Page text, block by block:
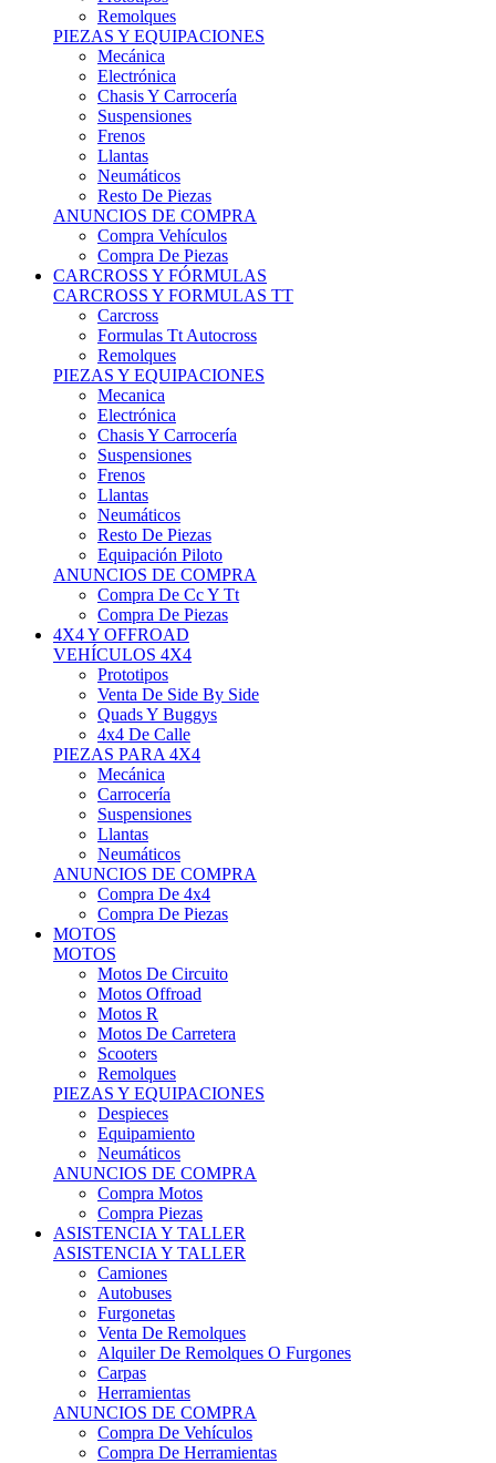
Remolques
PIEZAS Y EQUIPACIONES
Mecánica
Electrónica
Chasis Y Carrocería
Suspensiones
Frenos
Llantas
Neumáticos
Resto De Piezas
ANUNCIOS DE COMPRA
Compra Vehículos
Compra De Piezas
CARCROSS Y FÓRMULAS
CARCROSS Y FORMULAS TT
Carcross
Formulas Tt Autocross
Remolques
PIEZAS Y EQUIPACIONES
Mecanica
Electrónica
Chasis Y Carrocería
Suspensiones
Frenos
Llantas
Neumáticos
Resto De Piezas
Equipación Piloto
ANUNCIOS DE COMPRA
Compra De Cc Y Tt
Compra De Piezas
4X4 Y OFFROAD
VEHÍCULOS 4X4
Prototipos
Venta De Side By Side
Quads Y Buggys
4x4 De Calle
PIEZAS PARA 4X4
Mecánica
Carrocería
Suspensiones
Llantas
Neumáticos
ANUNCIOS DE COMPRA
Compra De 4x4
Compra De Piezas
MOTOS
MOTOS
Motos De Circuito
Motos Offroad
Motos R
Motos De Carretera
Scooters
Remolques
PIEZAS Y EQUIPACIONES
Despieces
Equipamiento
Neumáticos
ANUNCIOS DE COMPRA
Compra Motos
Compra Piezas
ASISTENCIA Y TALLER
ASISTENCIA Y TALLER
Camiones
Autobuses
Furgonetas
Venta De Remolques
Alquiler De Remolques O Furgones
Carpas
Herramientas
ANUNCIOS DE COMPRA
Compra De Vehículos
Compra De Herramientas